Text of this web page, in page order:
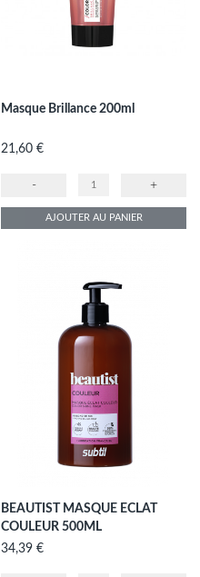
Masque Brillance 200ml
Prix
21,60 €
- +
AJOUTER AU PANIER
BEAUTIST MASQUE ECLAT
COULEUR 500ML
Prix
34,39 €